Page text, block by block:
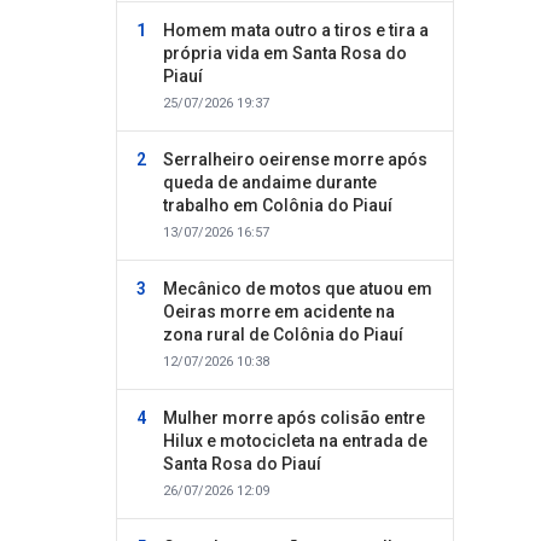
Homem mata outro a tiros e tira a
própria vida em Santa Rosa do
Piauí
25/07/2026 19:37
Serralheiro oeirense morre após
queda de andaime durante
trabalho em Colônia do Piauí
13/07/2026 16:57
Mecânico de motos que atuou em
Oeiras morre em acidente na
zona rural de Colônia do Piauí
12/07/2026 10:38
Mulher morre após colisão entre
Hilux e motocicleta na entrada de
Santa Rosa do Piauí
26/07/2026 12:09